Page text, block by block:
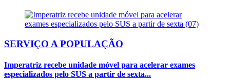
SERVIÇO A POPULAÇÃO
Imperatriz recebe unidade móvel para acelerar exames
especializados pelo SUS a partir de sexta...